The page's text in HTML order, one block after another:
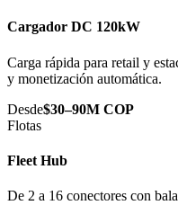
Cargador DC 120kW
Carga rápida para retail y
y monetización automática.
Desde$30–90M COP
Flotas
Fleet Hub
De 2 a 16 conectores con